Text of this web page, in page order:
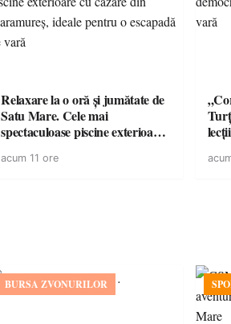
Relaxare la o oră și jumătate de
Satu Mare. Cele mai
spectaculoase piscine exterioare
pentru o escapadă de vară
acum 11 ore
BURSA ZVONURILOR